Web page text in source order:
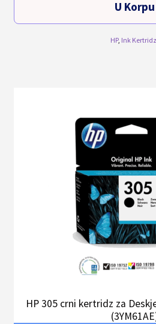
U Korpu
HP, Ink
HP 305 crni kertridz za